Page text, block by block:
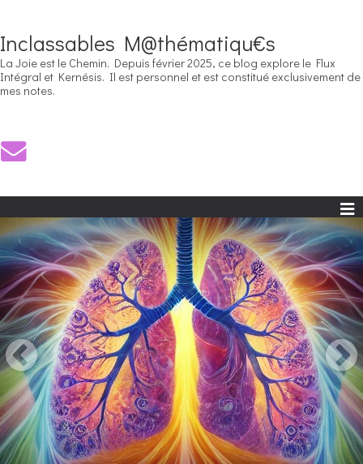
Inclassables M@thématiqu€s
La Joie est le Chemin. Depuis février 2025, ce blog explore le Flux
Intégral et Kernésis. Il est personnel et est constitué exclusivement de
mes notes.